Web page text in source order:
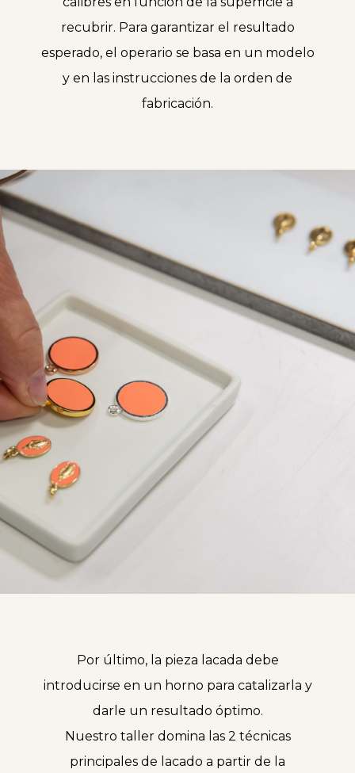
recubrir. Para garantizar el resultado
esperado, el operario se basa en un modelo
y en las instrucciones de la orden de
fabricación.
Por último, la pieza lacada debe
introducirse en un horno para catalizarla y
darle un resultado óptimo.
Nuestro taller domina las 2 técnicas
principales de lacado a partir de la